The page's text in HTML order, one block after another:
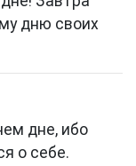
дню своих
дне, ибо
о себе.